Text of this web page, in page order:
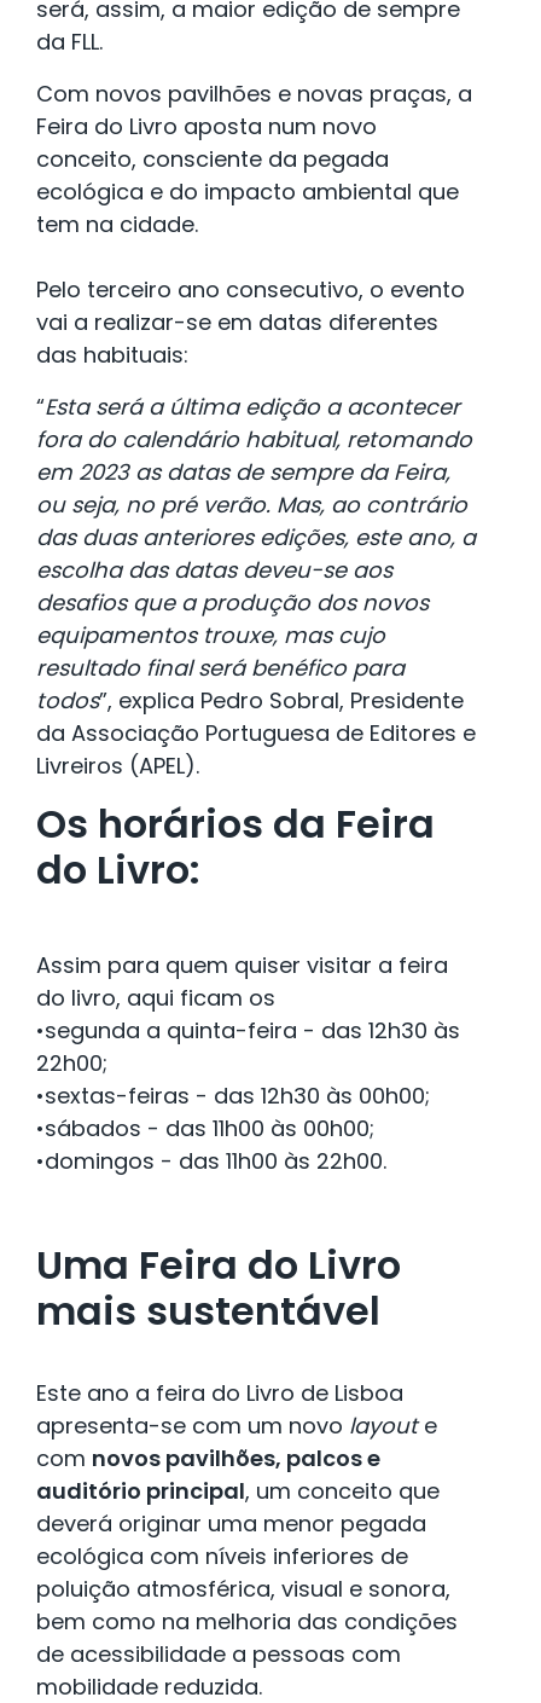
será, assim, a maior edição de sempre
da FLL.
Com novos pavilhões e novas praças, a
Feira do Livro aposta num novo
conceito, consciente da pegada
ecológica e do impacto ambiental que
tem na cidade.
Pelo terceiro ano consecutivo, o evento
vai a realizar-se em datas diferentes
das habituais:
“Esta será a última edição a acontecer
fora do calendário habitual, retomando
em 2023 as datas de sempre da Feira,
ou seja, no pré verão. Mas, ao contrário
das duas anteriores edições, este ano, a
escolha das datas deveu-se aos
desafios que a produção dos novos
equipamentos trouxe, mas cujo
resultado final será benéfico para
todos”, explica Pedro Sobral, Presidente
da Associação Portuguesa de Editores e
Livreiros (APEL).
Os horários da Feira
do Livro:
Assim para quem quiser visitar a feira
do livro, aqui ficam os
•segunda a quinta-feira - das 12h30 às
22h00;
•sextas-feiras - das 12h30 às 00h00;
•sábados - das 11h00 às 00h00;
•domingos - das 11h00 às 22h00.
Uma Feira do Livro
mais sustentável
Este ano a feira do Livro de Lisboa
apresenta-se com um novo layoute
com novos pavilhões, palcos e
auditório principal, um conceito que
deverá originar uma menor pegada
ecológica com níveis inferiores de
poluição atmosférica, visual e sonora,
bem como na melhoria das condições
de acessibilidade a pessoas com
mobilidade reduzida.